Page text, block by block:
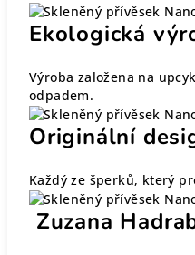
Ekologická
Výroba založena na
odpadem.
Originální
Každý ze šperků, který
Zuzana